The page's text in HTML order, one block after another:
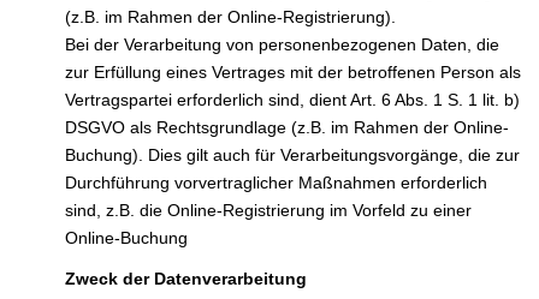
(z.B. im Rahmen der Online-Registrierung).
Bei der Verarbeitung von personenbezogenen Daten, die
zur Erfüllung eines Vertrages mit der betroffenen Person als
Vertragspartei erforderlich sind, dient Art. 6 Abs. 1 S. 1 lit. b)
DSGVO als Rechtsgrundlage (z.B. im Rahmen der Online-
Buchung). Dies gilt auch für Verarbeitungsvorgänge, die zur
Durchführung vorvertraglicher Maßnahmen erforderlich
sind, z.B. die Online-Registrierung im Vorfeld zu einer
Online-Buchung
Zweck der Datenverarbeitung